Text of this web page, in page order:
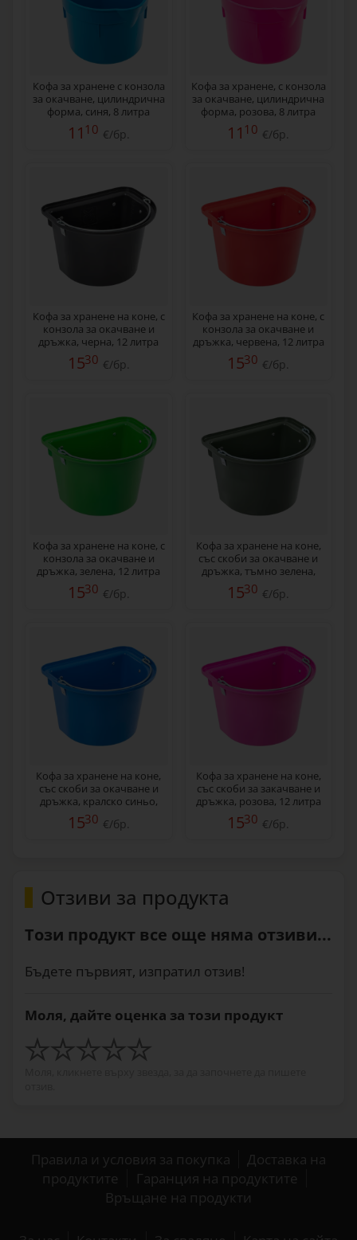
Кофа за хранене с конзола
за окачване, цилиндрична
форма, синя, 8 литра
11 10 €/бр.
Кофа за хранене, с конзола
за окачване, цилиндрична
форма, розова, 8 литра
11 10 €/бр.
Кофа за хранене на коне, с
конзола за окачване и
дръжка, черна, 12 литра
1530 €/бр.
Кофа за хранене на коне, с
конзола за окачване и
дръжка, червена, 12 литра
1530 €/бр.
Кофа за хранене на коне, с
конзола за окачване и
дръжка, зелена, 12 литра
1530 €/бр.
Кофа за хранене на коне,
със скоби за окачване и
дръжка, тъмно зелена,
12 литра
1530 €/бр.
Кофа за хранене на коне,
със скоби за окачване и
дръжка, кралско синьо,
12 литра
1530 €/бр.
Кофа за хранене на коне,
със скоби за закачване и
дръжка, розова, 12 литра
1530 €/бр.
Отзиви за продукта
Този продукт все още няма отзиви...
Бъдете първият, изпратил отзив!
Моля, дайте оценка за този продукт
Правила и условия за покупка
Доставка на
продуктите
Гаранция на продуктите
Връщане на продукти